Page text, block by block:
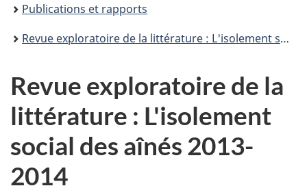
ici :
Publications et rapports
Revue exploratoire de la littérature : L'isolement social des aînés 2013-2014
Revue exploratoire de la
littérature : L'isolement
social des aînés 2013-
2014